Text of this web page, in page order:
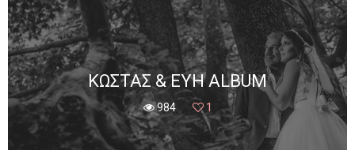
ΚΏΣΤΑΣ & ΕΎΗ ALBUM
984 1